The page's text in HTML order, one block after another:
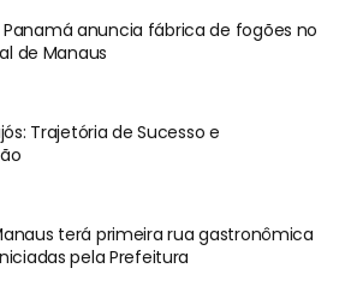
Panamá anuncia fábrica de fogões no
de Manaus
Trajetória de Sucesso e
terá primeira rua gastronômica
pela Prefeitura